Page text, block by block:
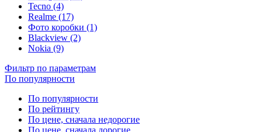
Tecno (4)
Realme (17)
Фото коробки (1)
Blackview (2)
Nokia (9)
Фильтр по параметрам
По популярности
По популярности
По рейтингу
По цене, сначала недорогие
По цене, сначала дорогие